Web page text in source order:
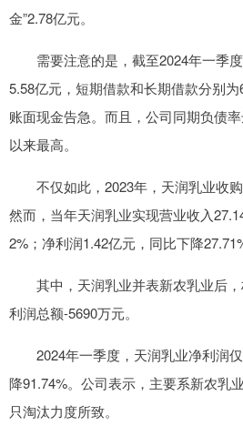
金”2.78亿元。
需要注意的是，截至2024年一季度
5.58亿元，短期借款和长期借款分别
账面现金告急。而且，公司同期负债
以来最高。
不仅如此，2023年，天润乳业收购
然而，当年天润乳业实现营业收入
2%；净利润1.42亿元，同比下降27.71%
其中，天润乳业并表新农乳业后，
利润总额-5690万元。
2024年一季度，天润乳业净利润仅
降91.74%。公司表示，主要系新农乳
只淘汰力度所致。